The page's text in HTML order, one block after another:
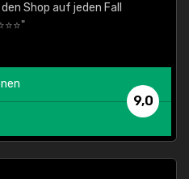
Shop auf jeden Fall
9,0